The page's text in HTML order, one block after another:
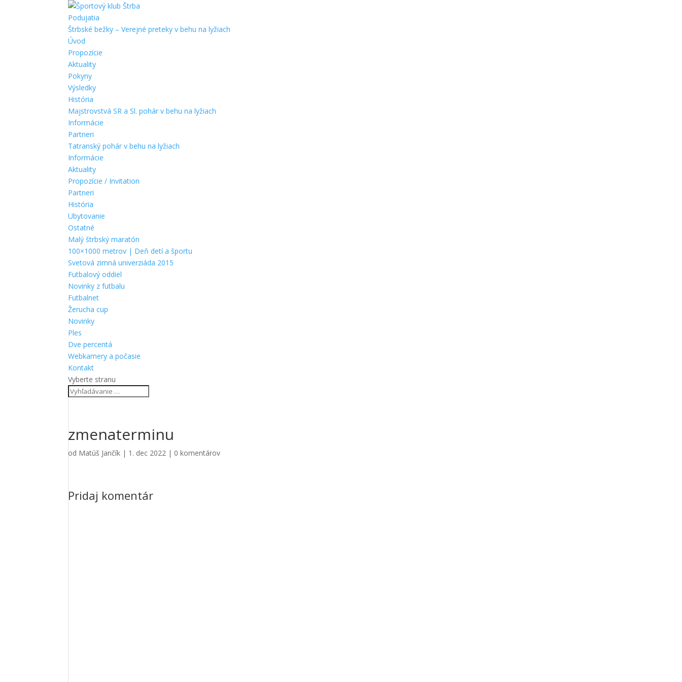
Podujatia
Štrbské bežky – Verejné preteky v behu na lyžiach
Úvod
Propozície
Aktuality
Pokyny
Výsledky
História
Majstrovstvá SR a Sl. pohár v behu na lyžiach
Informácie
Partneri
Tatranský pohár v behu na lyžiach
Informácie
Aktuality
Propozície / Invitation
Partneri
História
Ubytovanie
Ostatné
Malý štrbský maratón
100×1000 metrov | Deň detí a športu
Svetová zimná univerziáda 2015
Futbalový oddiel
Novinky z futbalu
Futbalnet
Žerucha cup
Novinky
Ples
Dve percentá
Webkamery a počasie
Kontakt
Vyberte stranu
zmenaterminu
od Matúš Jančík | 1. dec 2022 | 0 komentárov
Pridaj komentár